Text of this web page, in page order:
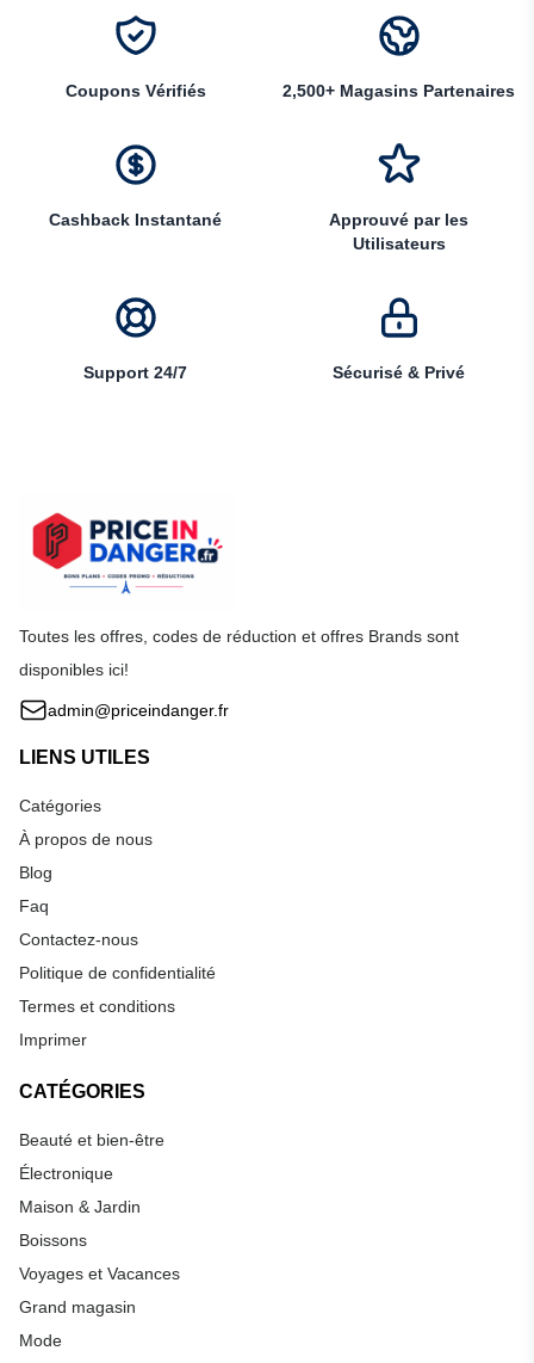
Coupons Vérifiés 2,500+ Magasins Partenaires
Cashback Instantané
Approuvé par les
Utilisateurs
Support 24/7 Sécurisé & Privé
Toutes les offres, codes de réduction et offres Brands sont
disponibles ici!
admin@priceindanger.fr
LIENS UTILES
Catégories
À propos de nous
Blog
Faq
Contactez-nous
Politique de confidentialité
Termes et conditions
Imprimer
CATÉGORIES
Beauté et bien-être
Électronique
Maison & Jardin
Boissons
Voyages et Vacances
Grand magasin
Mode